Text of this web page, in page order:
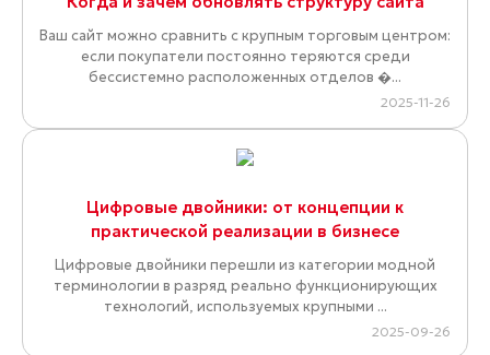
Ваш сайт можно сравнить с крупным торговым центром:
если покупатели постоянно теряются среди
бессистемно расположенных отделов �...
2025-11-26
Цифровые двойники: от концепции к
практической реализации в бизнесе
Цифровые двойники перешли из категории модной
терминологии в разряд реально функционирующих
технологий, используемых крупными ...
2025-09-26